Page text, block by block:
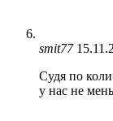
smit77
Судя по
у нас не